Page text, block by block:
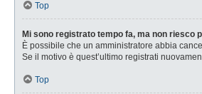
Top
Mi sono registrato tempo fa, ma non riesco
È possibile che un amministratore abbia
Se il motivo è quest’ultimo registrati
Top